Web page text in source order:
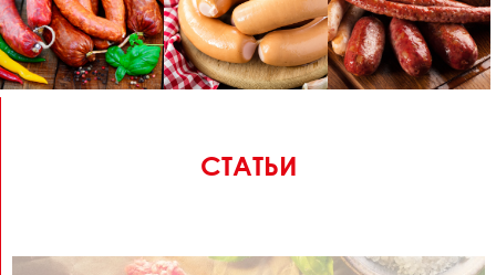
СТАТЬИ